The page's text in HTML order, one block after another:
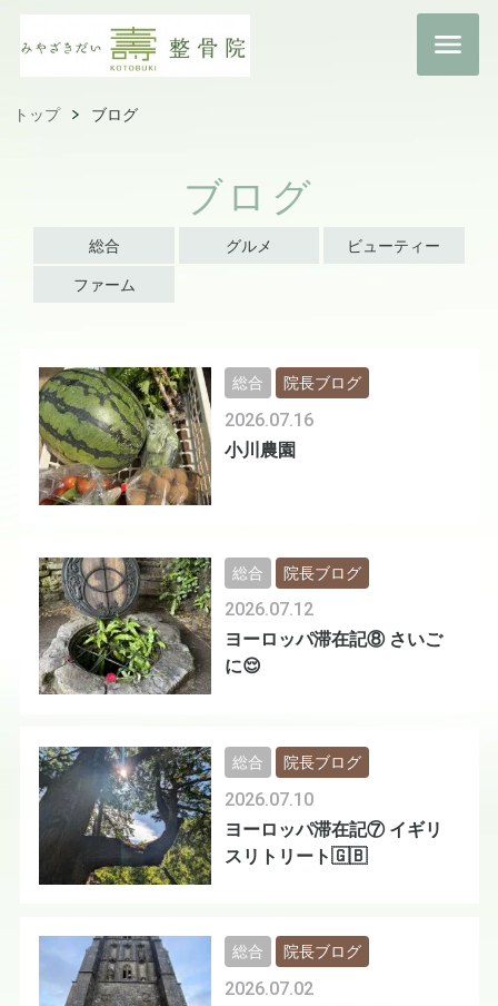
トップ ブログ
ブログ
総合 グルメ ビューティー
ファーム
小川農園
2026.07.16
総合 院長ブログ
ヨーロッパ滞在記⑧ さいご
に😌
2026.07.12
総合 院長ブログ
ヨーロッパ滞在記⑦ イギリ
スリトリート🇬🇧
2026.07.10
総合 院長ブログ
2026.07.02
総合 院長ブログ